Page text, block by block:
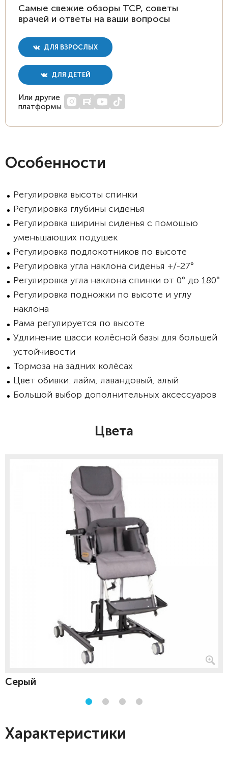
Самые свежие обзоры ТСР, советы
врачей и ответы на ваши вопросы
ДЛЯ ВЗРОСЛЫХ
ДЛЯ ДЕТЕЙ
Или другие
платформы
Особенности
Регулировка высоты спинки
Регулировка глубины сиденья
Регулировка ширины сиденья с помощью
уменьшающих подушек
Регулировка подлокотников по высоте
Регулировка угла наклона сиденья +/-27°
Регулировка угла наклона спинки от 0° до 180°
Регулировка подножки по высоте и углу
наклона
Рама регулируется по высоте
Удлинение шасси колёсной базы для большей
устойчивости
Тормоза на задних колёсах
Цвет обивки: лайм, лавандовый, алый
Большой выбор дополнительных аксессуаров
Цвета
Серый
Характеристики